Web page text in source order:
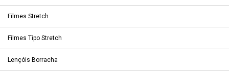
Filmes Stretch
Filmes Tipo Stretch
Lençóis Borracha